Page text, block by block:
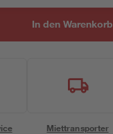
In den Warenkorb
Miettransporter